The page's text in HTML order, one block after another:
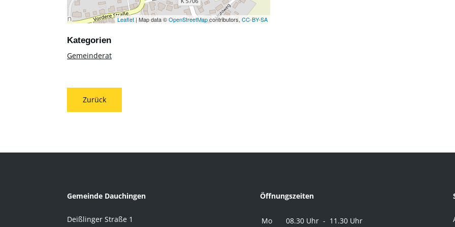
Leaflet | Map data ©OpenStreetMapcontributors, CC-BY-SA
Gemeinderat
Zurück
Gemeinde Dauchingen
Deißlinger Straße 1
Öffnungszeiten
Mo 08.30 Uhr - 11.30 Uhr